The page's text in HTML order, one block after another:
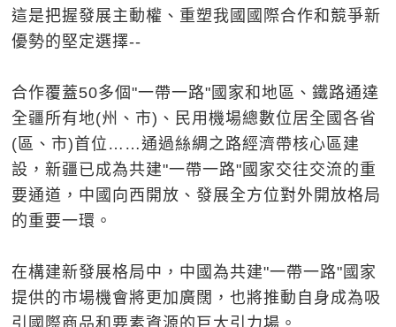
這是把握發展主動權、重塑我國國際合作和競爭新
優勢的堅定選擇--
合作覆蓋50多個"一帶一路"國家和地區、鐵路通達
全疆所有地(州、市)、民用機場總數位居全國各省
(區、市)首位……通過絲綢之路經濟帶核心區建
設，新疆已成為共建"一帶一路"國家交往交流的重
要通道，中國向西開放、發展全方位對外開放格局
的重要一環。
在構建新發展格局中，中國為共建"一帶一路"國家
提供的市場機會將更加廣闊，也將推動自身成為吸
引國際商品和要素資源的巨大引力場。